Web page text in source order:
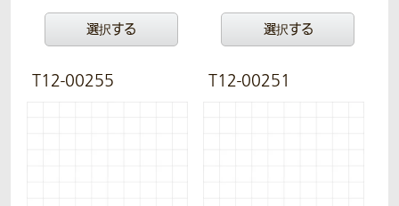
選択する 選択する
T12-00255 T12-00251